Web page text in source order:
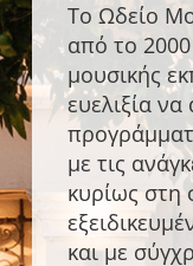
Το Ωδείο
από το
μουσικής
ευελιξία
με τις
κυρίως στη
και με